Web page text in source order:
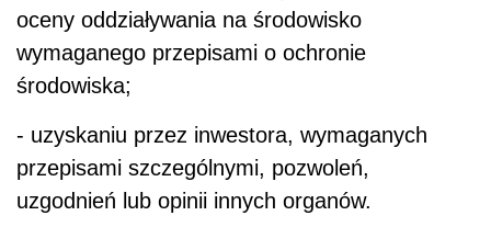
oceny oddziaływania na środowisko
wymaganego przepisami o ochronie
środowiska;
- uzyskaniu przez inwestora, wymaganych
przepisami szczególnymi, pozwoleń,
uzgodnień lub opinii innych organów.